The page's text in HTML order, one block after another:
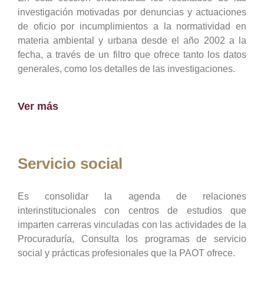
investigación motivadas por denuncias y actuaciones
de oficio por incumplimientos a la normatividad en
materia ambiental y urbana desde el año 2002 a la
fecha, a través de un filtro que ofrece tanto los datos
generales, como los detalles de las investigaciones.
Ver más
Servicio social
Es consolidar la agenda de relaciones
interinstitucionales con centros de estudios que
imparten carreras vinculadas con las actividades de la
Procuraduría, Consulta los programas de servicio
social y prácticas profesionales que la PAOT ofrece.